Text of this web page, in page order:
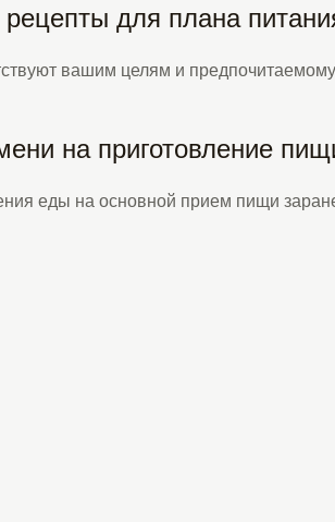
для плана
вашим целям и
на приготовление
еды на основной прием пищи